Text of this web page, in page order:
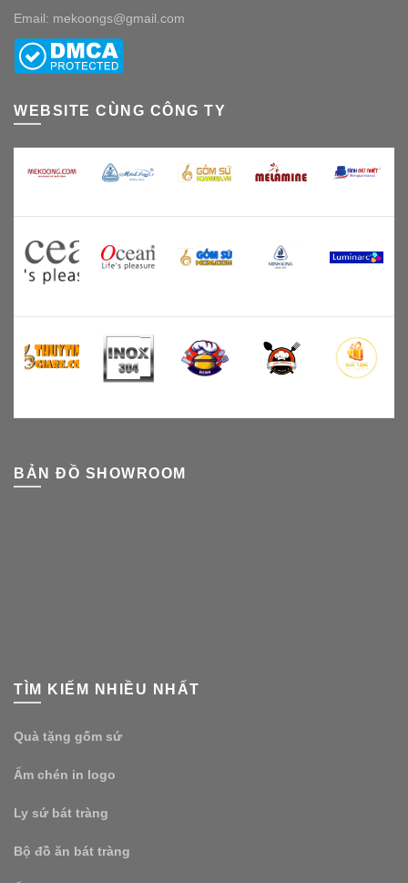
Email: mekoongs@gmail.com
WEBSITE CÙNG CÔNG TY
BẢN ĐỒ SHOWROOM
TÌM KIẾM NHIỀU NHẤT
Quà tặng gốm sứ
Ấm chén in logo
Ly sứ bát tràng
Bộ đồ ăn bát tràng